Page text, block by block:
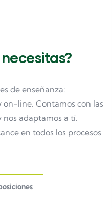
de enseñanza:
line. Contamos con las
nos adaptamos a tí.
en todos los procesos